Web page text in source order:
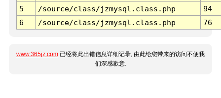
5
/source/class/jzmysql.class.php
94
6
/source/class/jzmysql.class.php 76
www.365jz.com 已经将此出错信息详细记录, 由此给您带来的访问不便我
们深感歉意.